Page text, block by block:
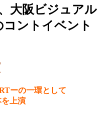
大阪ビジュアル
ントイベント
ーの一環として
上演